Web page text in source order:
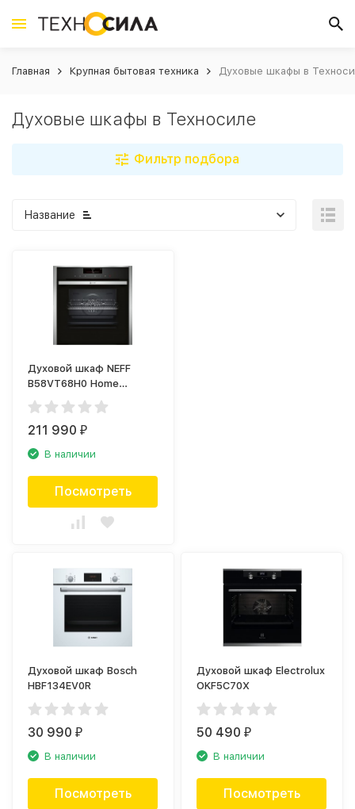
Главная Крупная бытовая техника Духовые шкафы в
Духовые шкафы в Техносиле
Фильтр подбора
Название
Духовой шкаф NEFF
B58VT68H0 Home
Connect
211 990₽
В наличии
Посмотреть
Духовой шкаф Bosch
HBF134EV0R
30 990₽
В наличии
Посмотреть
Духовой шкаф Electrolux
OKF5C70X
50 490₽
В наличии
Посмотреть